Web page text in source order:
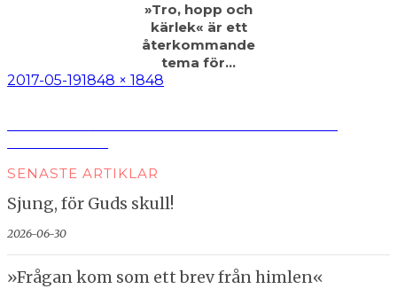
»Tro, hopp och
kärlek« är ett
återkommande
tema för…
Postat
2017-05-19Full
1848 × 1848
SENASTE ARTIKLAR
Sjung, för Guds skull!
2026-06-30
»Frågan kom som ett brev från himlen«